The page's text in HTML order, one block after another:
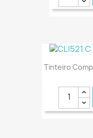
Tinteiro